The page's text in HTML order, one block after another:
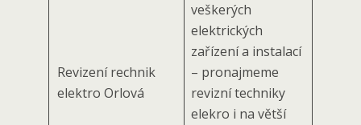
Revizení rechnik
elektro Orlová
veškerých
elektrických
zařízení a instalací
– pronajmeme
revizní techniky
elekro i na větší